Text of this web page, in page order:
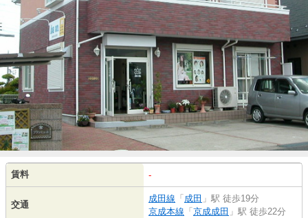
賃料 -
交通
成田線 「 成田 」駅 徒歩19分
京成本線 「 京成成田 」駅 徒歩22分